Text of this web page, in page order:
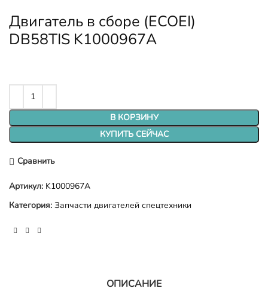
Двигатель в сборе (ECOEI)
DB58TIS K1000967A
В КОРЗИНУ
КУПИТЬ СЕЙЧАС
Сравнить
Артикул: K1000967A
Категория: Запчасти двигателей спецтехники
ОПИСАНИЕ